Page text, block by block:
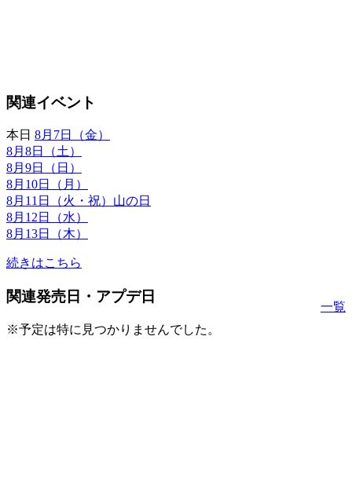
関連イベント
本日 8月7日（金）
8月8日（土）
8月9日（日）
8月10日（月）
8月11日（火・祝）山の日
8月12日（水）
8月13日（木）
続きはこちら
一覧
関連発売日・アプデ日
※予定は特に見つかりませんでした。